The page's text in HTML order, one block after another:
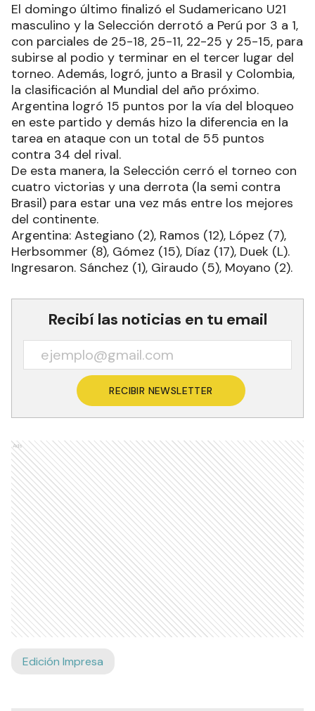
El domingo último finalizó el Sudamericano U21
masculino y la Selección derrotó a Perú por 3 a 1,
con parciales de 25-18, 25-11, 22-25 y 25-15, para
subirse al podio y terminar en el tercer lugar del
torneo. Además, logró, junto a Brasil y Colombia,
la clasificación al Mundial del año próximo.
Argentina logró 15 puntos por la vía del bloqueo
en este partido y demás hizo la diferencia en la
tarea en ataque con un total de 55 puntos
contra 34 del rival.
De esta manera, la Selección cerró el torneo con
cuatro victorias y una derrota (la semi contra
Brasil) para estar una vez más entre los mejores
del continente.
Argentina: Astegiano (2), Ramos (12), López (7),
Herbsommer (8), Gómez (15), Díaz (17), Duek (L).
Ingresaron. Sánchez (1), Giraudo (5), Moyano (2).
Recibí las noticias en tu email
RECIBIR NEWSLETTER
Ads
Edición Impresa